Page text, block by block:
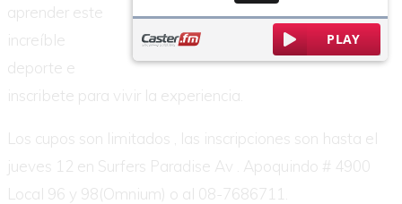
aprender este
increíble
deporte e
inscribete para vivir la experiencia.
Los cupos son limitados , las inscripciones son hasta el
jueves 12 en Surfers Paradise Av . Apoquindo # 4900
Local 96 y 98(Omnium) o al 08-7686711.